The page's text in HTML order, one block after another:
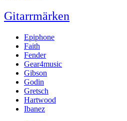
Gitarrmärken
Epiphone
Faith
Fender
Gear4music
Gibson
Godin
Gretsch
Hartwood
Ibanez